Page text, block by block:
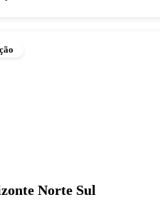
Norte Sul